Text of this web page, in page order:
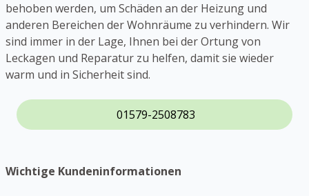
behoben werden, um Schäden an der Heizung und
anderen Bereichen der Wohnräume zu verhindern. Wir
sind immer in der Lage, Ihnen bei der Ortung von
Leckagen und Reparatur zu helfen, damit sie wieder
warm und in Sicherheit sind.
01579-2508783
Wichtige Kundeninformationen